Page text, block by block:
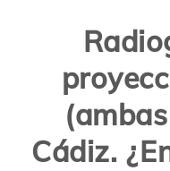
Cádiz.